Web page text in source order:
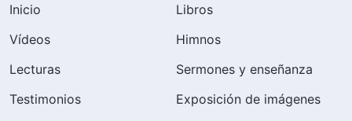
Inicio
Libros
Vídeos
Himnos
Lecturas
Sermones y enseñanza
Testimonios
Exposición de imágenes